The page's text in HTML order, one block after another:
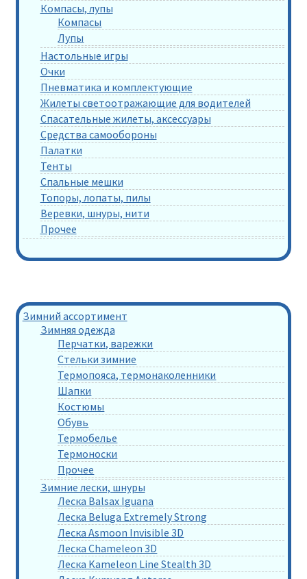
Компасы, лупы
Компасы
Лупы
Настольные игры
Очки
Пневматика и комплектующие
Жилеты светоотражающие для водителей
Спасательные жилеты, аксессуары
Средства самообороны
Палатки
Тенты
Спальные мешки
Топоры, лопаты, пилы
Веревки, шнуры, нити
Прочее
Зимний ассортимент
Зимняя одежда
Перчатки, варежки
Стельки зимние
Термопояса, термонаколенники
Шапки
Костюмы
Обувь
Термобелье
Термоноски
Прочее
Зимние лески, шнуры
Леска Balsax Iguana
Леска Beluga Extremely Strong
Леска Asmoon Invisible 3D
Леска Chameleon 3D
Леска Kameleon Line Stealth 3D